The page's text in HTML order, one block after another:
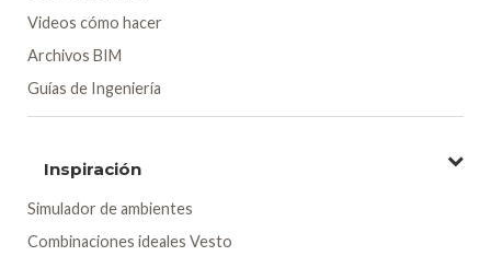
Videos cómo hacer
Archivos BIM
Guías de Ingeniería
Inspiración
Simulador de ambientes
Combinaciones ideales Vesto